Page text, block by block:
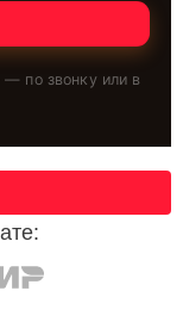
— по звонку или в